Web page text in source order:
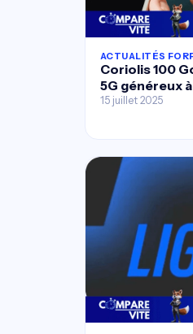
ACTUALITÉS
Coriolis 100
5G généreux
15 juillet 2025